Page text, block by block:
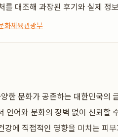
를 대조해 과장된 후기와 실제 정
화체육관광부
한 문화가 공존하는 대한민국의
언어와 문화의 장벽 없이 신뢰할
강에 직접적인 영향을 미치는 피